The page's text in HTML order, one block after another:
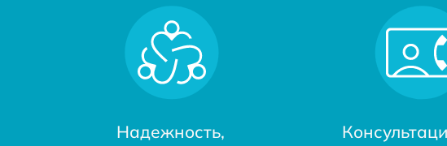
Надежность,